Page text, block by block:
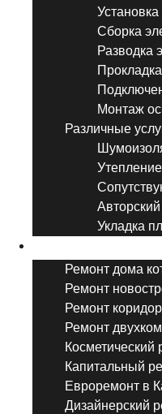
Установка
Сборка
Разводка
Монтаж
Различные
Укладка
Ремонт дома
Ремонт
Ремонт
Ремонт
Косметический
Капитальный
Евроремонт в
Дизайнерский